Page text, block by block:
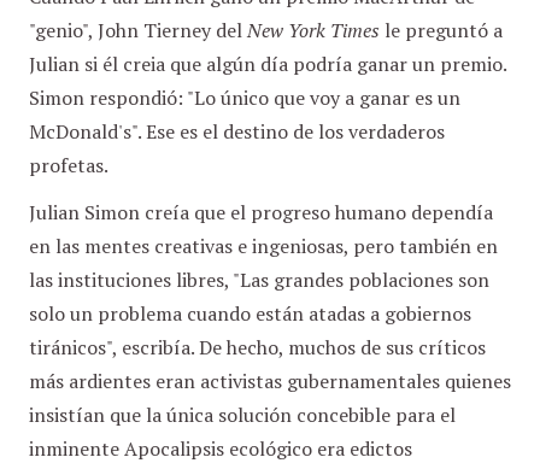
"genio", John Tierney delNew York Times le preguntó a
Julian si él creia que algún día podría ganar un premio.
Simon respondió: "Lo único que voy a ganar es un
McDonald's". Ese es el destino de los verdaderos
profetas.
Julian Simon creía que el progreso humano dependía
en las mentes creativas e ingeniosas, pero también en
las instituciones libres, "Las grandes poblaciones son
solo un problema cuando están atadas a gobiernos
tiránicos", escribía. De hecho, muchos de sus críticos
más ardientes eran activistas gubernamentales quienes
insistían que la única solución concebible para el
inminente Apocalipsis ecológico era edictos